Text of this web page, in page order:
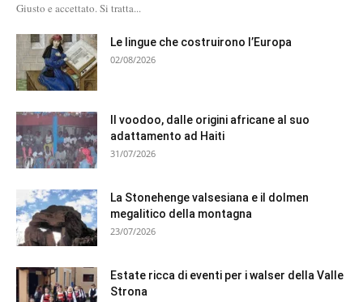
Giusto e accettato. Si tratta...
Le lingue che costruirono l’Europa
02/08/2026
Il voodoo, dalle origini africane al suo
adattamento ad Haiti
31/07/2026
La Stonehenge valsesiana e il dolmen
megalitico della montagna
23/07/2026
Estate ricca di eventi per i walser della Valle
Strona